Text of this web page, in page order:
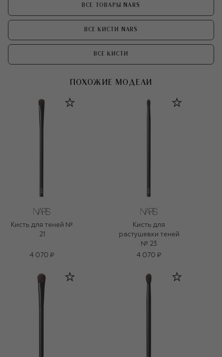
ВСЕ ТОВАРЫ NARS
ВСЕ КИСТИ NARS
ВСЕ КИСТИ
ПОХОЖИЕ МОДЕЛИ
Кисть для теней №
21
4 070 ₽
Кисть для
растушевки теней
№ 23
4 070 ₽